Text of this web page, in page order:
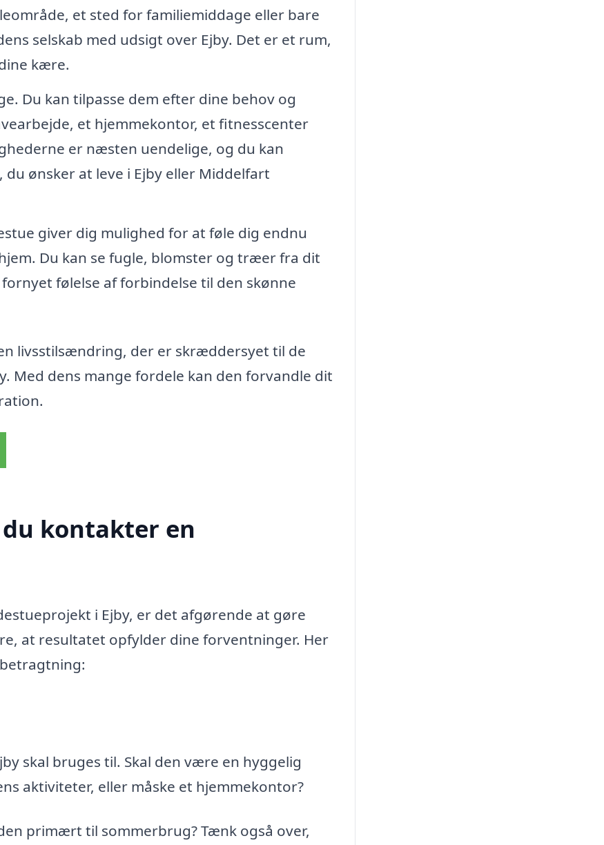
et sted for familiemiddage eller bare
selskab med udsigt over Ejby. Det er et rum,
kære.
Du kan tilpasse dem efter dine behov og
et hjemmekontor, et fitnesscenter
er næsten uendelige, og du kan
ønsker at leve i Ejby eller Middelfart
giver dig mulighed for at føle dig endnu
Du kan se fugle, blomster og træer fra dit
følelse af forbindelse til den skønne
livsstilsændring, der er skræddersyet til de
Med dens mange fordele kan den forvandle dit
kontakter en
i Ejby, er det afgørende at gøre
at resultatet opfylder dine forventninger. Her
skal bruges til. Skal den være en hyggelig
aktiviteter, eller måske et hjemmekontor?
primært til sommerbrug? Tænk også over,